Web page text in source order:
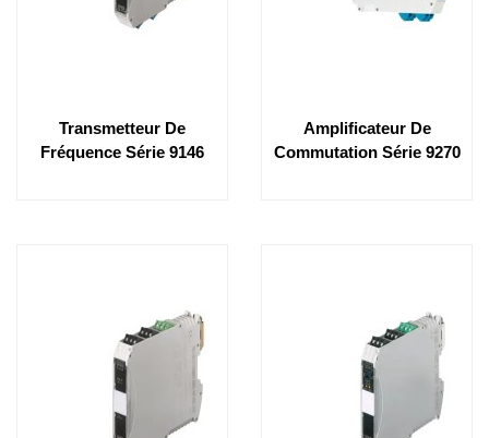
Transmetteur De
Fréquence Série 9146
Amplificateur De
Commutation Série 9270